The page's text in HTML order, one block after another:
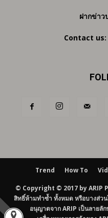
ฝากข่า
Contact us:
Trend How To
© Copyright © 2017 by ARIP
สิทธิ์ห้ามทำซ้ำ ทั้งหมด หรือบางส่ว
อนุญาตจาก ARIP เป็นลายลั